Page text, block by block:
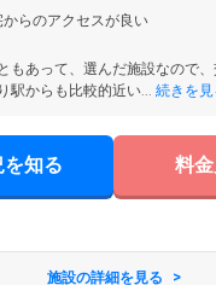
からのアクセスが良い
もあって、選んだ施設なので
駅からも比較的近い... 続きを見
知る 料
施設の詳細を見る